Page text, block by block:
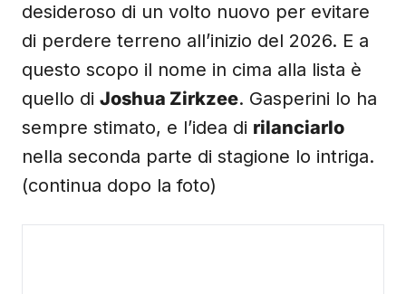
desideroso di un volto nuovo per evitare
di perdere terreno all’inizio del 2026. E a
questo scopo il nome in cima alla lista è
quello di Joshua Zirkzee. Gasperini lo ha
sempre stimato, e l’idea di rilanciarlo
nella seconda parte di stagione lo intriga.
(continua dopo la foto)